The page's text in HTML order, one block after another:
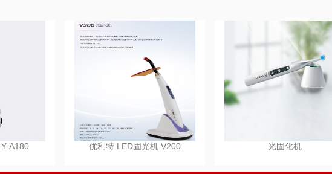
A180 优利特 LED固光机 V200 光固化机